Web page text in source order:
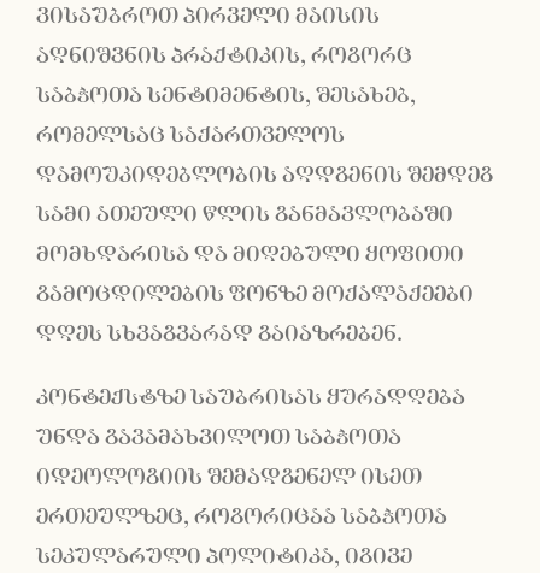
ვისაუბროთ პირველი მაისის
აღნიშვნის პრაქტიკის, როგორც
საბჭოთა სენტიმენტის, შესახებ,
რომელსაც საქართველოს
დამოუკიდებლობის აღდგენის შემდეგ
სამი ათეული წლის განმავლობაში
მომხდარისა და მიღებული ყოფითი
გამოცდილების ფონზე მოქალაქეები
დღეს სხვაგვარად გაიაზრებენ.
კონტექსტზე საუბრისას ყურადღება
უნდა გავამახვილოთ საბჭოთა
იდეოლოგიის შემადგენელ ისეთ
ერთეულზეც, როგორიცაა საბჭოთა
სეკულარული პოლიტიკა, იგივე